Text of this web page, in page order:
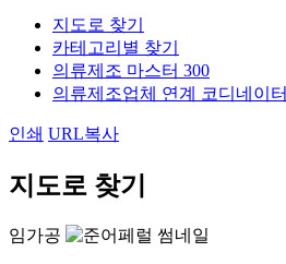
지도로 찾기
카테고리별 찾기
의류제조 마스터 300
의류제조업체 연계 코디네이터
인쇄 URL복사
지도로 찾기
임가공